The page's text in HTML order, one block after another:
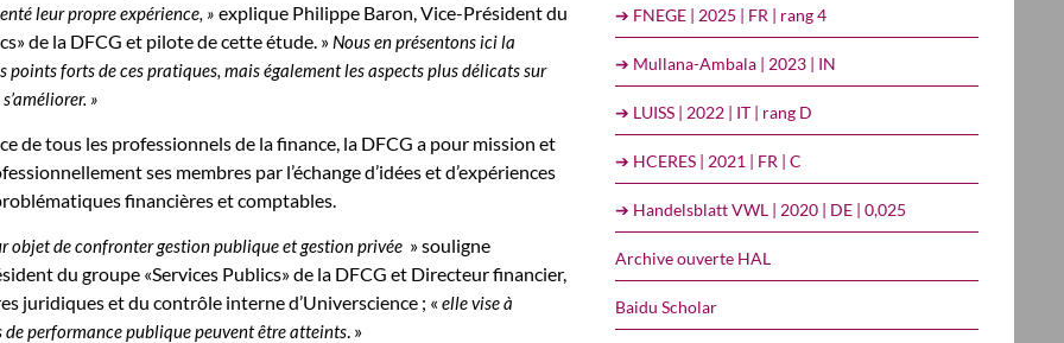
leur propre expérience, » explique Philippe Baron, Vice-Président du
de la DFCG et pilote de cette étude. » Nous en présentons ici la
points forts de ces pratiques, mais également les aspects plus délicats sur
»
de tous les professionnels de la finance, la DFCG a pour mission et
ses membres par l’échange d’idées et d’expériences
financières et comptables.
objet de confronter gestion publique et gestion privée » souligne
du groupe «Services Publics» de la DFCG et Directeur financier,
juridiques et du contrôle interne d’Universcience ; « ellevise à
performance publique peuvent être atteints. »
➔ FNEGE | 2025 | FR | rang 4
➔ Mullana-Ambala | 2023 | IN
➔ LUISS | 2022 | IT | rang D
➔ HCERES | 2021 | FR | C
➔ Handelsblatt VWL | 2020 | DE | 0,025
Archive ouverte HAL
Baidu Scholar